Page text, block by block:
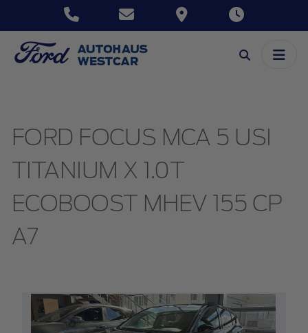
FORD FOCUS MCA 5 USI
TITANIUM X 1.0T
ECOBOOST MHEV 155 CP
A7